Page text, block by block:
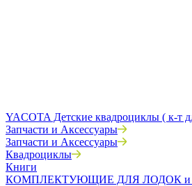
YACOTA Детские квадроциклы ( к-т
Запчасти и Аксессуары
Запчасти и Аксессуары
Квадроциклы
Книги
КОМПЛЕКТУЮЩИЕ ДЛЯ ЛОДОК и